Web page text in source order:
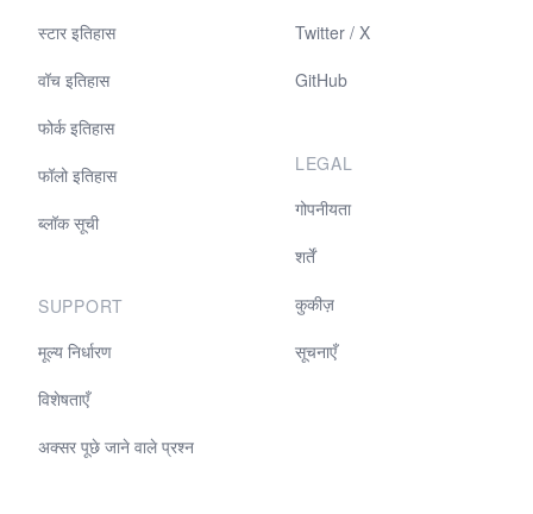
स्टार इतिहास
वॉच इतिहास
फोर्क इतिहास
फॉलो इतिहास
ब्लॉक सूची
SUPPORT
मूल्य निर्धारण
विशेषताएँ
अक्सर पूछे जाने वाले प्रश्न
Twitter / X
GitHub
LEGAL
गोपनीयता
शर्तें
कुकीज़
सूचनाएँ